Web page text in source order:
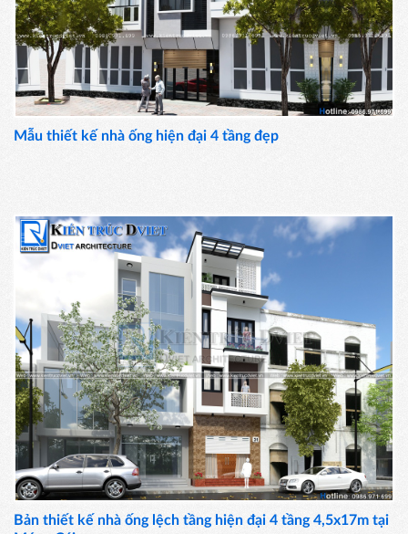
Mẫu thiết kế nhà ống hiện đại 4 tầng đẹp
Bản thiết kế nhà ống lệch tầng hiện đại 4 tầng 4,5x17m tại